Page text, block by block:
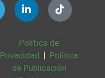
Política de
Privacidad | Política
de Publicación